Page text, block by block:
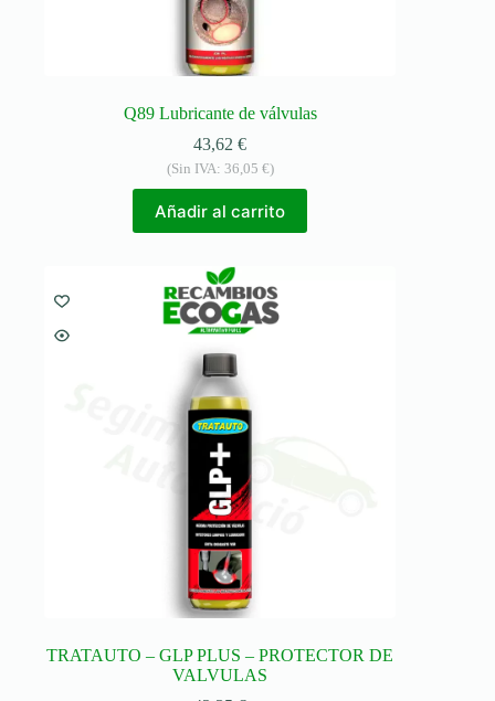
Q89 Lubricante de válvulas
43,62€
(Sin IVA: 36,05 €)
Añadir al carrito
TRATAUTO – GLP PLUS – PROTECTOR DE
VALVULAS